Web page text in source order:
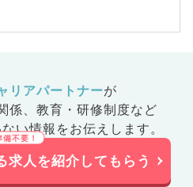
リアパートナーが
、 教育・研修制度など
い情報をお伝えします。
求人を紹介してもらう